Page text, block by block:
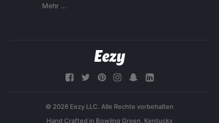
Mehr ...
© 2026 Eezy LLC. Alle Rechte vorbehalten